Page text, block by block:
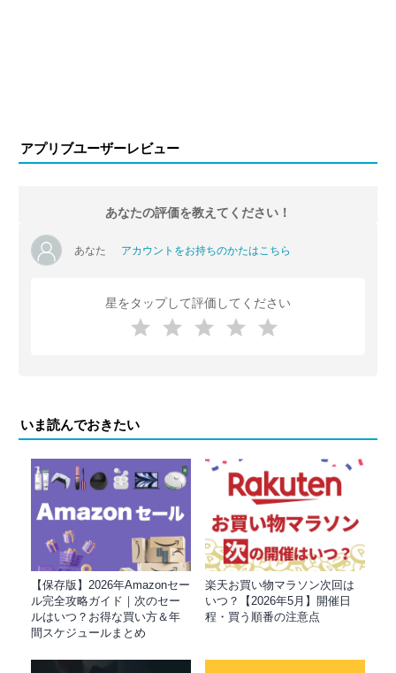
アプリブユーザーレビュー
あなたの評価を教えてください！
あなた アカウントをお持ちのかたはこちら
星をタップして評価してください
いま読んでおきたい
【保存版】2026年Amazonセー
ル完全攻略ガイド｜次のセー
ルはいつ？お得な買い方＆年
間スケジュールまとめ
楽天お買い物マラソン次回は
いつ？【2026年5月】開催日
程・買う順番の注意点